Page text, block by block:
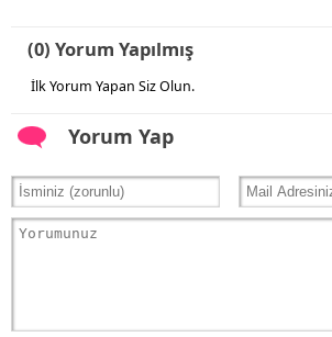
(0) Yorum Yapılmış
İlk Yorum Yapan Siz Olun.
Yorum Yap